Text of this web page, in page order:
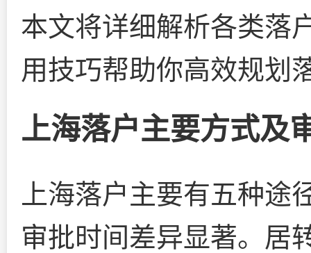
本文将详细解析各类落
用技巧帮助你高效规划
上海落户主要方式及
上海落户主要有五种途
审批时间差异显著。居